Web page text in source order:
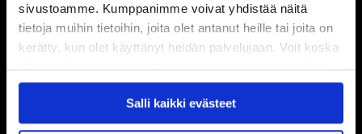
sivustoamme. Kumppanimme voivat yhdistää näitä
tietoja muihin tietoihin, joita olet antanut heille tai joita on
kerätty, kun olet käyttänyt heidän palvelujaan. Voit koska
tahansa kumota tai muuttaa suostumustasi evästeiden
käytöstäEvästeet-sivultamme.
Salli kaikki evästeet